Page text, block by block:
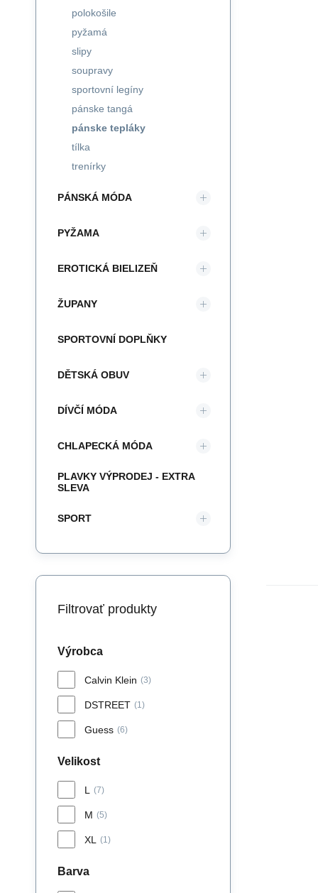
polokošile
pyžamá
slipy
soupravy
sportovní legíny
pánske tangá
pánske tepláky
tílka
trenírky
PÁNSKÁ MÓDA
PYŽAMA
EROTICKÁ BIELIZEŇ
ŽUPANY
SPORTOVNÍ DOPLŇKY
DĚTSKÁ OBUV
DÍVČÍ MÓDA
CHLAPECKÁ MÓDA
PLAVKY VÝPRODEJ - EXTRA
SLEVA
SPORT
Filtrovať produkty
Výrobca
Calvin Klein (3)
DSTREET (1)
Guess (6)
Velikost
L (7)
M (5)
XL (1)
Barva